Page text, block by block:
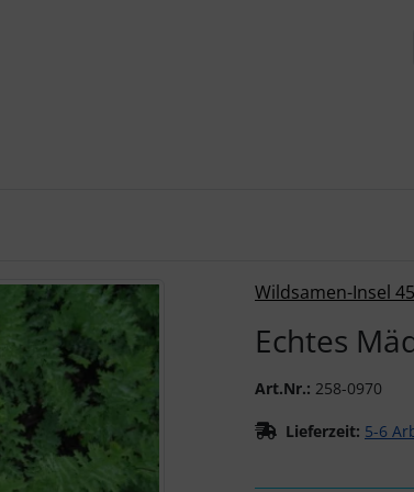
Wildsamen-Insel
Echtes
Art.Nr.: 258-0970
Lieferzeit: 5-6
" und "Vor-Button" nutzen, um zwischen